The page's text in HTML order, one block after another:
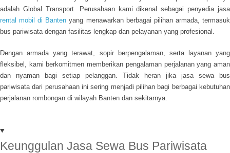
adalah Global Transport. Perusahaan kami dikenal sebagai penyedia jasa
rental mobil di Banten yang menawarkan berbagai pilihan armada, termasuk
bus pariwisata dengan fasilitas lengkap dan pelayanan yang profesional.
Dengan armada yang terawat, sopir berpengalaman, serta layanan yang
fleksibel, kami berkomitmen memberikan pengalaman perjalanan yang aman
dan nyaman bagi setiap pelanggan. Tidak heran jika jasa sewa bus
pariwisata dari perusahaan ini sering menjadi pilihan bagi berbagai kebutuhan
perjalanan rombongan di wilayah Banten dan sekitarnya.
Keunggulan Jasa Sewa Bus Pariwisata